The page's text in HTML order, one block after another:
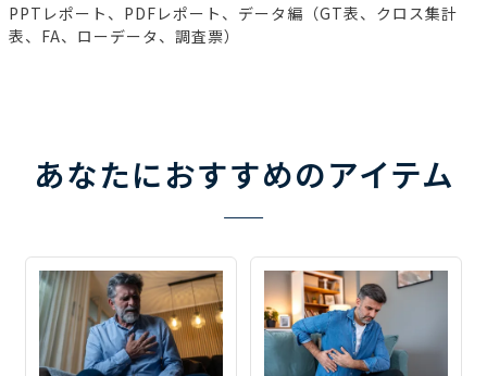
PPTレポート、PDFレポート、データ編（GT表、クロス集計
表、FA、ローデータ、調査票）
あなたにおすすめのアイテム